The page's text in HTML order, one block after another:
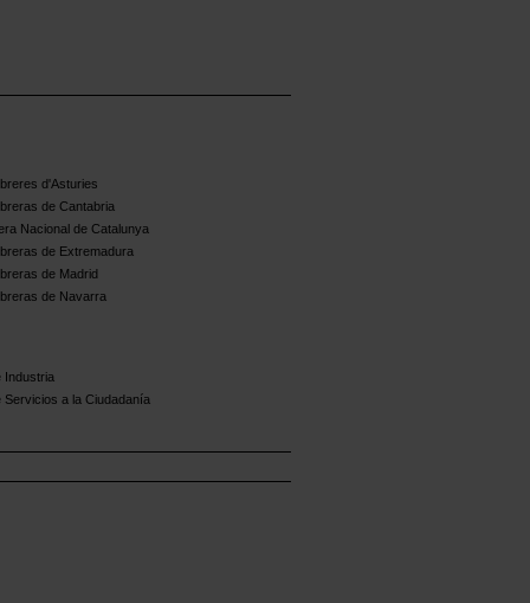
d'Asturies
de Cantabria
Nacional de Catalunya
de Extremadura
de Madrid
de Navarra
Industria
Servicios a la Ciudadanía